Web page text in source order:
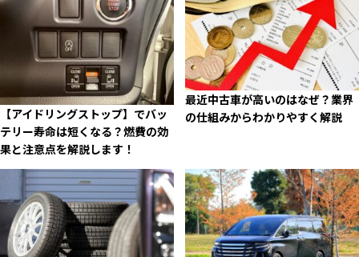
【アイドリングストップ】でバッ
テリー寿命は短くなる？燃費の効
果と注意点を解説します！
最近中古車が高いのはなぜ？業界
の仕組みからわかりやすく解説